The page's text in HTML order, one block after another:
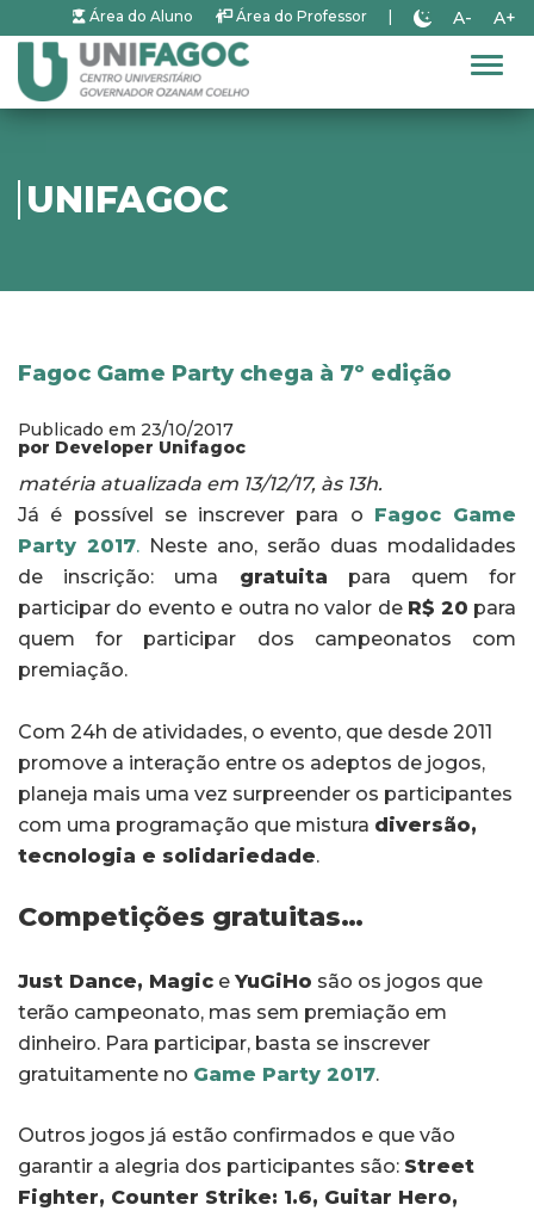
Área do Aluno Área do Professor A- A+
UNIFAGOC
Fagoc Game Party chega à 7º edição
Publicado em 23/10/2017
por Developer Unifagoc
matéria atualizada em 13/12/17, às 13h.
Já é possível se inscrever para o Fagoc Game
Party 2017. Neste ano, serão duas modalidades
de inscrição: uma gratuita para quem for
participar do evento e outra no valor de R$ 20 para
quem for participar dos campeonatos com
premiação.
Com 24h de atividades, o evento, que desde 2011
promove a interação entre os adeptos de jogos,
planeja mais uma vez surpreender os participantes
com uma programação que mistura diversão,
tecnologia e solidariedade.
Competições gratuitas…
Just Dance, Magic e YuGiHo são os jogos que
terão campeonato, mas sem premiação em
dinheiro. Para participar, basta se inscrever
gratuitamente no Game Party 2017.
Outros jogos já estão confirmados e que vão
garantir a alegria dos participantes são: Street
Fighter, Counter Strike: 1.6, Guitar Hero,